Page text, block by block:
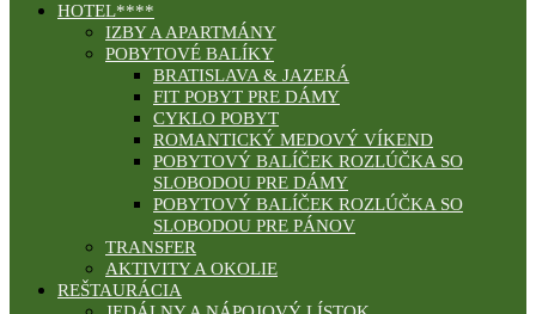
HOTEL****
IZBY A APARTMÁNY
POBYTOVÉ BALÍKY
BRATISLAVA & JAZERÁ
FIT POBYT PRE DÁMY
CYKLO POBYT
ROMANTICKÝ MEDOVÝ VÍKEND
POBYTOVÝ BALÍČEK ROZLÚČKA SO
SLOBODOU PRE DÁMY
POBYTOVÝ BALÍČEK ROZLÚČKA SO
SLOBODOU PRE PÁNOV
TRANSFER
AKTIVITY A OKOLIE
REŠTAURÁCIA